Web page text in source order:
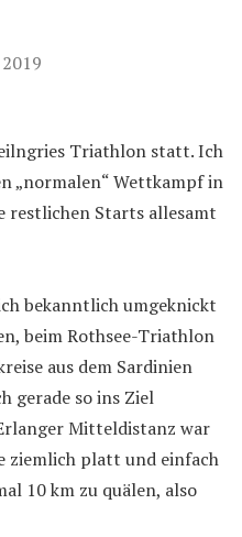
Triathlon statt. Ich
„normalen“ Wettkampf in
restlichen Starts allesamt
bekanntlich umgeknickt
beim Rothsee-Triathlon
aus dem Sardinien
gerade so ins Ziel
Mitteldistanz war
ziemlich platt und einfach
10 km zu quälen, also